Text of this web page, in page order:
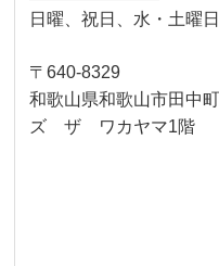
日曜、祝日、水・土曜
〒640-8329
和歌山県和歌山市田中
ズ ザ ワカヤマ1階